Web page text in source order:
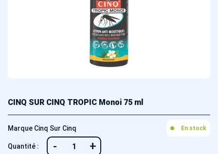
CINQ SUR CINQ TROPIC Monoi 75 ml
Marque Cinq Sur Cinq En stock
Quantité : - +